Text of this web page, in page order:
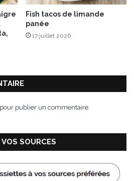
Fish tacos de limande
panée
17 juillet 2026
pour publier un commentaire.
SOURCES